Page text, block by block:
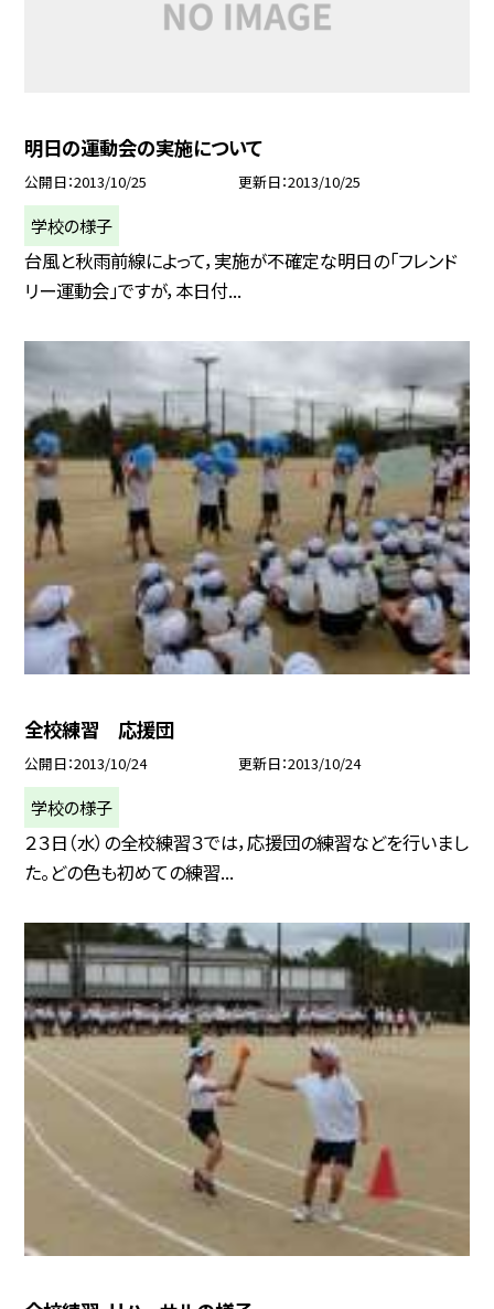
明日の運動会の実施について
公開日 2013/10/25 更新日 2013/10/25
学校の様子
台風と秋雨前線によって，実施が不確定な明日の「フレンド
リー運動会」ですが，本日付...
全校練習 応援団
公開日 2013/10/24 更新日 2013/10/24
学校の様子
２３日（水）の全校練習３では，応援団の練習などを行いまし
た。どの色も初めての練習...